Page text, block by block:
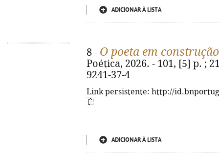
ADICIONAR À LISTA
8 - O poeta em construção
Poética, 2026. - 101, [5] p. ;
9241-37-4
Link persistente: http://
ADICIONAR À LISTA